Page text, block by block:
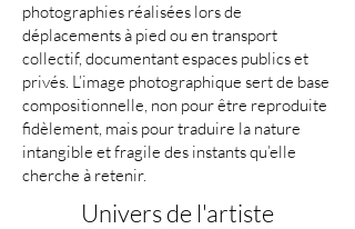
photographies réalisées lors de
déplacements à pied ou en transport
collectif, documentant espaces publics et
privés. L’image photographique sert de base
compositionnelle, non pour être reproduite
fidèlement, mais pour traduire la nature
intangible et fragile des instants qu’elle
cherche à retenir.
Univers de l'artiste